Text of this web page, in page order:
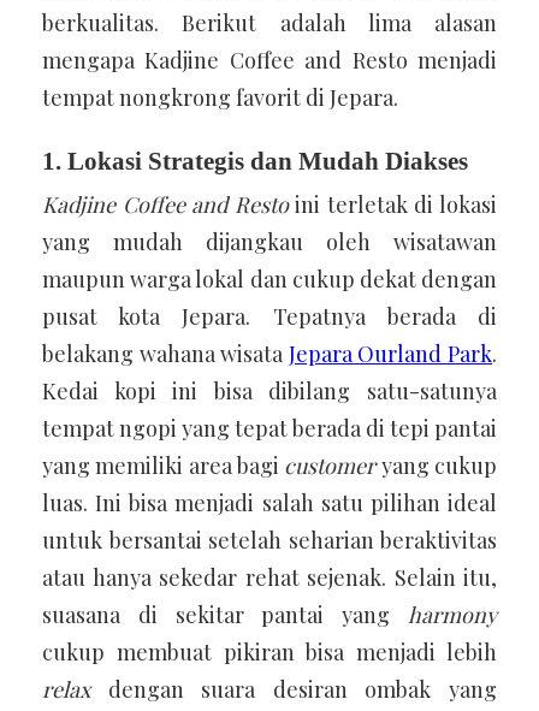
berkualitas. Berikut adalah lima alasan
mengapa Kadjine Coffee and Resto menjadi
tempat nongkrong favorit di Jepara.
1. Lokasi Strategis dan Mudah Diakses
Kadjine Coffee and Restoini terletak di lokasi
yang mudah dijangkau oleh wisatawan
maupun warga lokal dan cukup dekat dengan
pusat kota Jepara. Tepatnya berada di
belakang wahana wisata Jepara Ourland Park.
Kedai kopi ini bisa dibilang satu-satunya
tempat ngopi yang tepat berada di tepi pantai
yang memiliki area bagi customeryang cukup
luas. Ini bisa menjadi salah satu pilihan ideal
untuk bersantai setelah seharian beraktivitas
atau hanya sekedar rehat sejenak. Selain itu,
suasana di sekitar pantai yang harmony
cukup membuat pikiran bisa menjadi lebih
relaxdengan suara desiran ombak yang